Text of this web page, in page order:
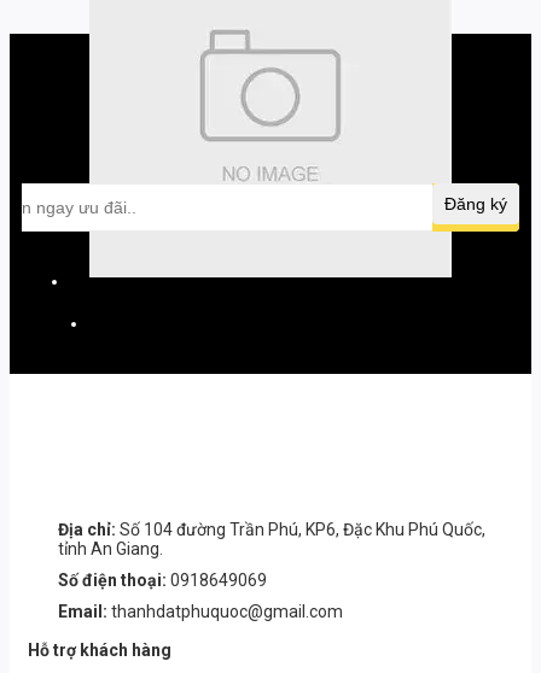
Bạn muốn nhận khuyến mãi
đặc biệt? Đăng ký ngay.
Đăng ký
Địa chỉ: Số 104 đường Trần Phú, KP6, Đặc Khu Phú Quốc,
tỉnh An Giang.
Số điện thoại: 0918649069
Email: thanhdatphuquoc@gmail.com
Hỗ trợ khách hàng